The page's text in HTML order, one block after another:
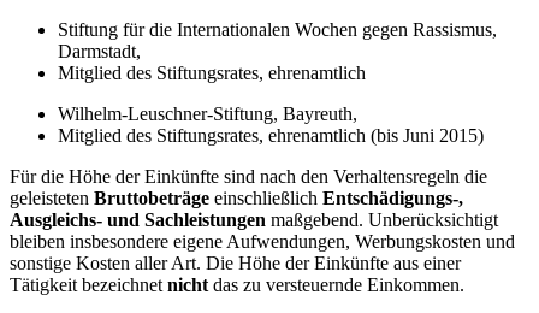
Stiftung für die Internationalen Wochen gegen Rassismus,
Darmstadt,
Mitglied des Stiftungsrates, ehrenamtlich
Wilhelm-Leuschner-Stiftung, Bayreuth,
Mitglied des Stiftungsrates, ehrenamtlich (bis Juni 2015)
Für die Höhe der Einkünfte sind nach den Verhaltensregeln die
geleisteten Bruttobeträge einschließlich Entschädigungs-,
Ausgleichs- und Sachleistungen maßgebend. Unberücksichtigt
bleiben insbesondere eigene Aufwendungen, Werbungskosten und
sonstige Kosten aller Art. Die Höhe der Einkünfte aus einer
Tätigkeit bezeichnet nicht das zu versteuernde Einkommen.